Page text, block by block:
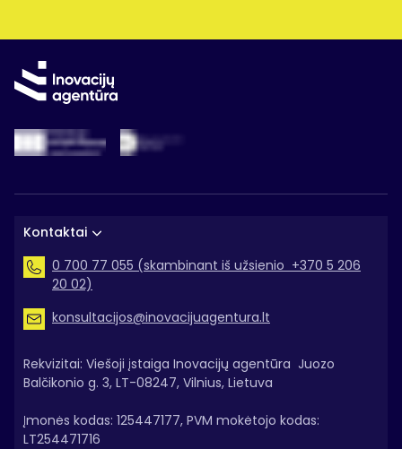
Kontaktai
0 700 77 055 (skambinant iš užsienio +370 5 206
20 02)
konsultacijos@inovacijuagentura.lt
Rekvizitai: Viešoji įstaiga Inovacijų agentūra Juozo
Balčikonio g. 3, LT-08247, Vilnius, Lietuva
Įmonės kodas: 125447177, PVM mokėtojo kodas:
LT254471716